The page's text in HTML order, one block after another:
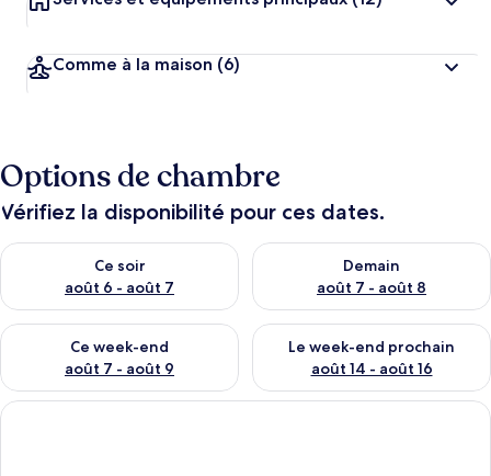
Comme à la maison (6)
Options de chambre
Vérifiez la disponibilité pour ces dates.
Ce soir
août 6 - août 7
Vérifier la disponibilité pour ce soir août 6 - août 7
Demain
août 7 - août 8
Vérifier la disponibilité pour
Ce week-end
août 7 - août 9
Vérifier la disponibilité pour ce week-end août 7 - août 9
Le week-end prochain
août 14 - août 16
Vérifier la disponibilité pour